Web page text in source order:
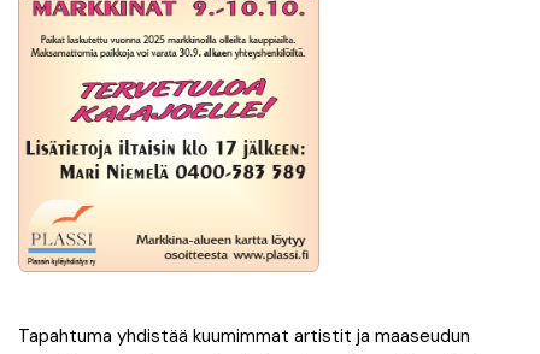
Tapahtuma yhdistää kuumimmat artistit ja maaseudun